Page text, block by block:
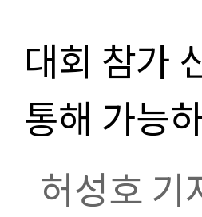
대회 참가
통해 가능
허성호 기